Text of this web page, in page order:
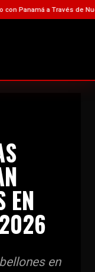
a Través de Nuevas
EN
en